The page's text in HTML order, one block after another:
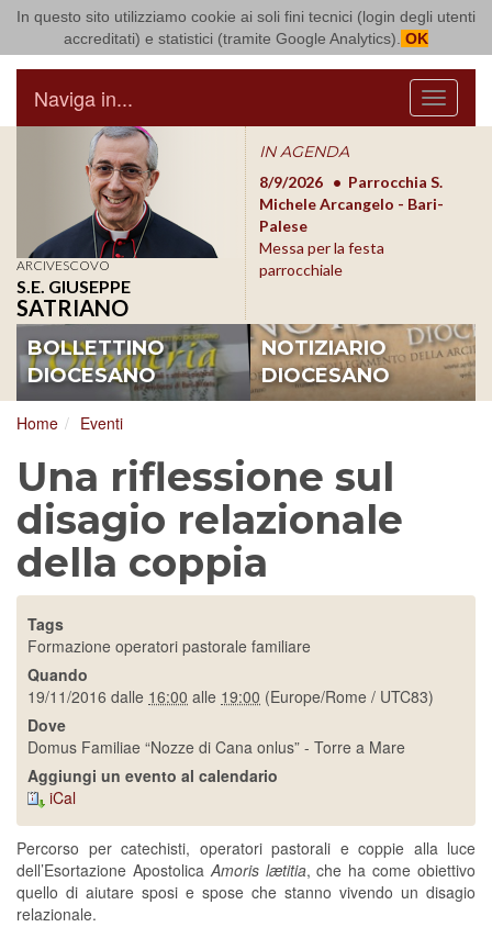
In questo sito utilizziamo cookie ai soli fini tecnici (login degli utenti
accreditati) e statistici (tramite Google Analytics). OK
Arcidiocesi di Bari Bitonto
Menu
Naviga in...
ARCIVESCOVO
S.E. GIUSEPPE
SATRIANO
IN AGENDA
8/17/2026
Conversano
Conferenza Episcopale
Pugliese
8/9/2026
Parrocchia S.
Michele Arcangelo - Bari-
Palese
Messa per la festa
parrocchiale
BOLLETTINO
DIOCESANO
NOTIZIARIO
DIOCESANO
Home Eventi
Una riflessione sul
disagio relazionale
della coppia
Tags
Formazione operatori pastorale familiare
Quando
19/11/2016 dalle 16:00 alle 19:00 (Europe/Rome / UTC83)
Dove
Domus Familiae “Nozze di Cana onlus” - Torre a Mare
Aggiungi un evento al calendario
iCal
Percorso per catechisti, operatori pastorali e coppie alla luce
dell’Esortazione ApostolicaAmoris lætitia, che ha come obiettivo
quello di aiutare sposi e spose che stanno vivendo un disagio
relazionale.